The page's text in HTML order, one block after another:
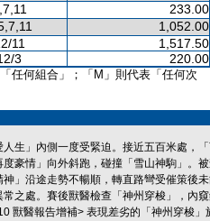
233.00
1,052.00
11
1,517.50
3
220.00
任何組合」；「M」則代表「任何次
生」內側一度受緊迫。接近五百米處，
豪情」向外斜跑，碰撞「雪山神駒」。
」沿途走勢不暢順，轉直路彎受催策後
之處。賽後獸醫檢查「神州穿梭」，內
獸醫報告增補> 表現差劣的「神州穿梭